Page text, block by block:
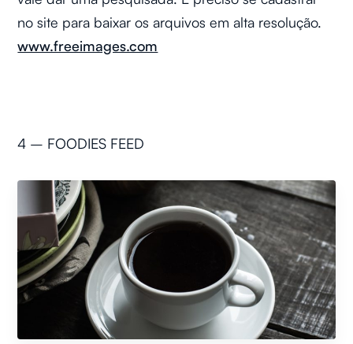
no site para baixar os arquivos em alta resolução.
www.freeimages.com
4 – FOODIES FEED